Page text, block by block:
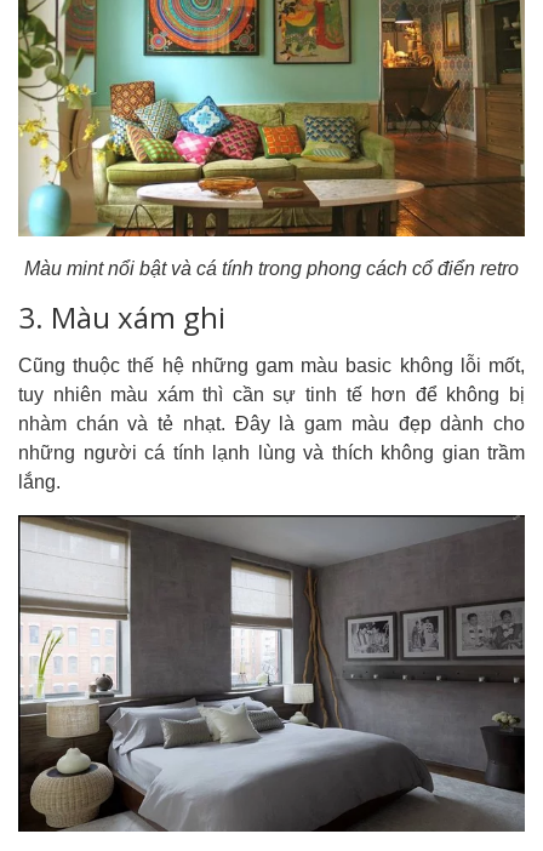
Màu mint nổi bật và cá tính trong phong cách cổ điển retro
3. Màu xám ghi
Cũng thuộc thế hệ những gam màu basic không lỗi mốt,
tuy nhiên màu xám thì cần sự tinh tế hơn để không bị
nhàm chán và tẻ nhạt. Đây là gam màu đẹp dành cho
những người cá tính lạnh lùng và thích không gian trầm
lắng.